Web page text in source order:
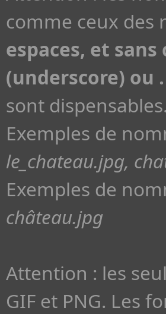
comme ceux des
espaces, et
(underscore) ou
sont dispensables.
Exemples de
le_chateau.jpg,
Exemples de
château.jpg
Attention : les
GIF et PNG. Les